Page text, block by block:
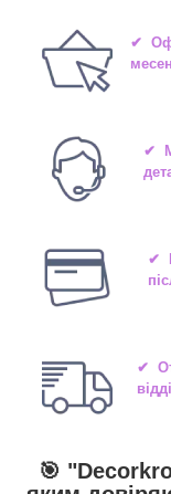
✔
✔
✔
✔
🎯 "